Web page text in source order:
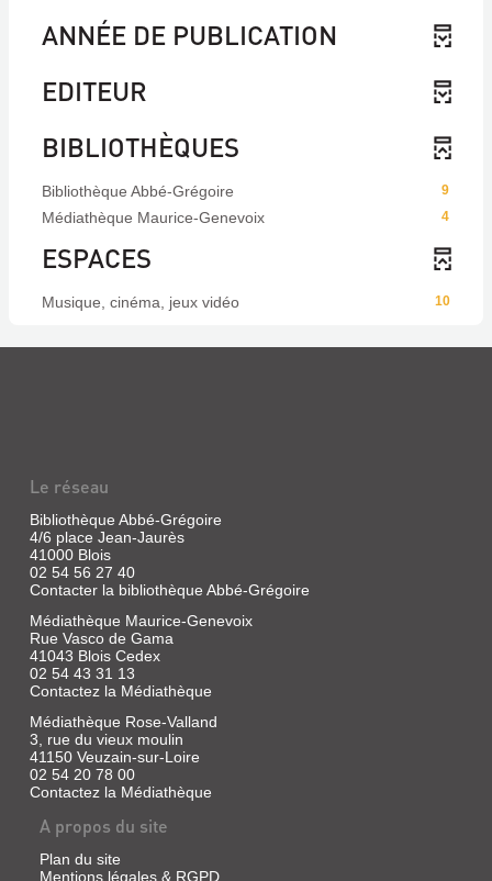
ANNÉE DE PUBLICATION
EDITEUR
BIBLIOTHÈQUES
9
Bibliothèque Abbé-Grégoire
4
Médiathèque Maurice-Genevoix
ESPACES
10
Musique, cinéma, jeux vidéo
Le réseau
Bibliothèque Abbé-Grégoire
4/6 place Jean-Jaurès
41000 Blois
02 54 56 27 40
Contacter la bibliothèque Abbé-Grégoire
Médiathèque Maurice-Genevoix
Rue Vasco de Gama
41043 Blois Cedex
02 54 43 31 13
Contactez la Médiathèque
Médiathèque Rose-Valland
3, rue du vieux moulin
41150 Veuzain-sur-Loire
02 54 20 78 00
Contactez la Médiathèque
A propos du site
Plan du site
Mentions légales & RGPD